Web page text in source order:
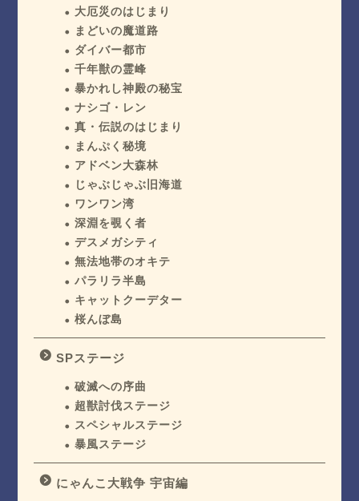
大厄災のはじまり
まどいの魔道路
ダイバー都市
千年獣の霊峰
暴かれし神殿の秘宝
ナシゴ・レン
真・伝説のはじまり
まんぷく秘境
アドベン大森林
じゃぶじゃぶ旧海道
ワンワン湾
深淵を覗く者
デスメガシティ
無法地帯のオキテ
パラリラ半島
キャットクーデター
桜んぼ島
SPステージ
破滅への序曲
超獣討伐ステージ
スペシャルステージ
暴風ステージ
にゃんこ大戦争 宇宙編